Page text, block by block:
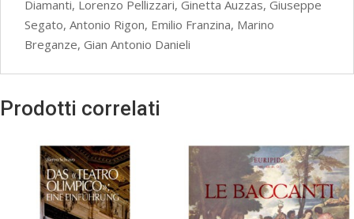
Diamanti, Lorenzo Pellizzari, Ginetta Auzzas, Giuseppe
Segato, Antonio Rigon, Emilio Franzina, Marino
Breganze, Gian Antonio Danieli
Prodotti correlati